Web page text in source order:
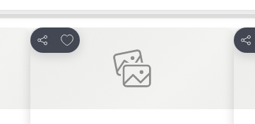
Megosztás
Hozzáadás a kedvencekhez